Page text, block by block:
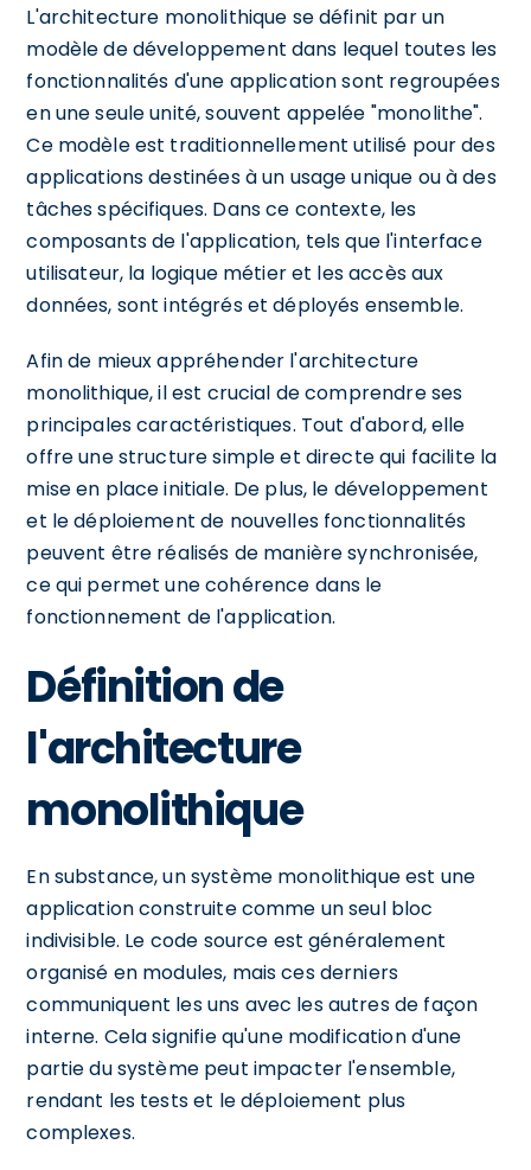
L'architecture monolithique se définit par un
modèle de développement dans lequel toutes les
fonctionnalités d'une application sont regroupées
en une seule unité, souvent appelée "monolithe".
Ce modèle est traditionnellement utilisé pour des
applications destinées à un usage unique ou à des
tâches spécifiques. Dans ce contexte, les
composants de l'application, tels que l'interface
utilisateur, la logique métier et les accès aux
données, sont intégrés et déployés ensemble.
Afin de mieux appréhender l'architecture
monolithique, il est crucial de comprendre ses
principales caractéristiques. Tout d'abord, elle
offre une structure simple et directe qui facilite la
mise en place initiale. De plus, le développement
et le déploiement de nouvelles fonctionnalités
peuvent être réalisés de manière synchronisée,
ce qui permet une cohérence dans le
fonctionnement de l'application.
Définition de
l'architecture
monolithique
En substance, un système monolithique est une
application construite comme un seul bloc
indivisible. Le code source est généralement
organisé en modules, mais ces derniers
communiquent les uns avec les autres de façon
interne. Cela signifie qu'une modification d'une
partie du système peut impacter l'ensemble,
rendant les tests et le déploiement plus
complexes.